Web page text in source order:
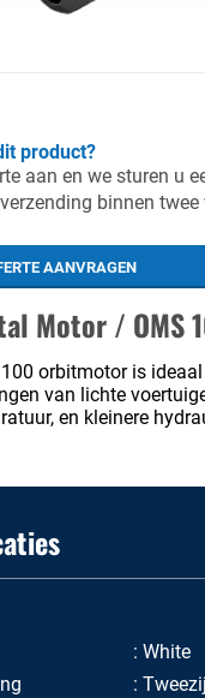
product?
aan en we sturen u
binnen twee
AANVRAGEN
Motor / OMS
100 orbitmotor is
van lichte
en kleinere
White